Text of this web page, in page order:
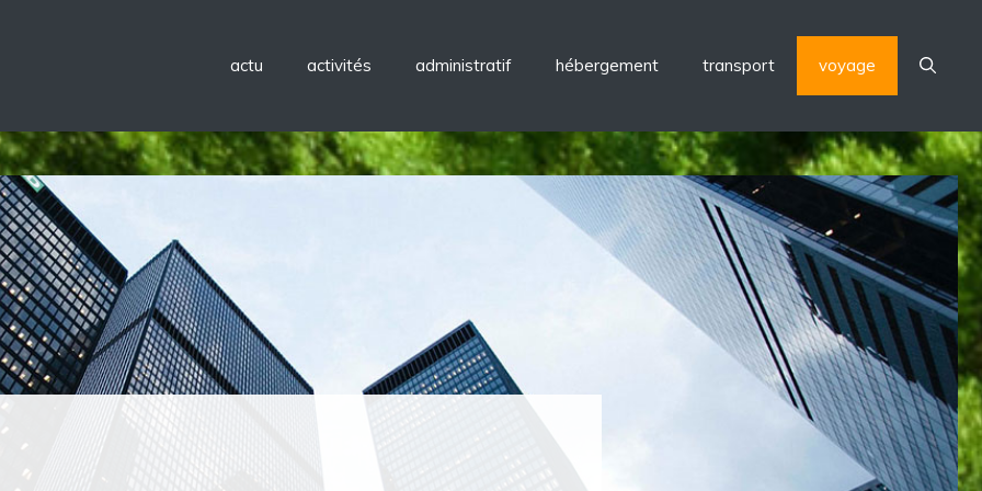
actu activités administratif hébergement transport voyage